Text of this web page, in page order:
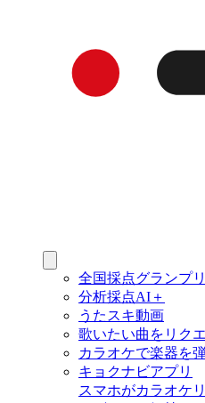
全国採点グランプリ
分析採点AI＋
うたスキ動画
歌いたい曲をリク
カラオケで楽器を
キョクナビアプリ
スマホがカラオケ